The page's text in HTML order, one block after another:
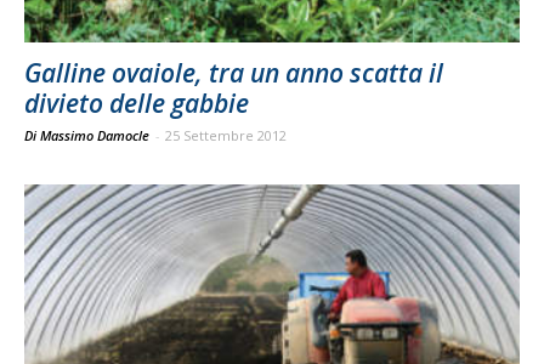
Galline ovaiole, tra un anno scatta il
divieto delle gabbie
Di Massimo Damocle - 25 Settembre 2012